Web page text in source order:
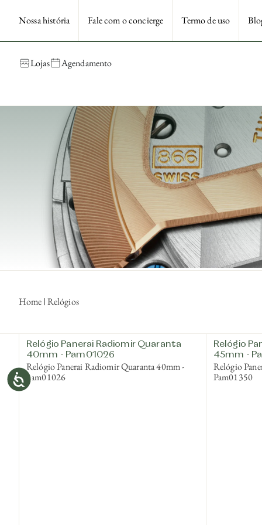
Nossa história Fale com o concierge Termo de uso
Lojas Agendamento
Home Relógios
Relógio Panerai Radiomir Quaranta
40mm - Pam01026
Relógio Panerai Radiomir Quaranta 40mm -
Pam01026
Relógio
45mm -
Relógio
Pam01350